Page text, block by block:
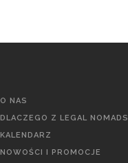
O NAS
DLACZEGO Z LEGAL NOMADS
KALENDARZ
NOWOŚCI I PROMOCJE